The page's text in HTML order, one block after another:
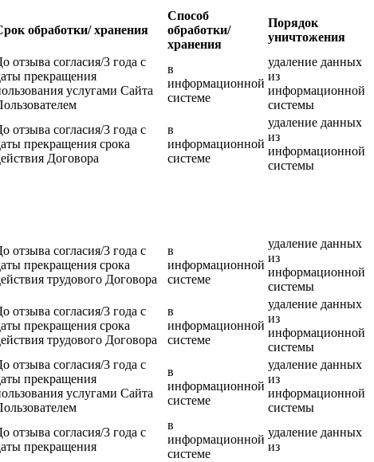
обработки/ хранения
Способ
обработки/
хранения
Порядок
уничтожения
отзыва согласия/3 года с
прекращения
услугами Сайта
в
информационной
системе
удаление данных
из
информационной
системы
отзыва согласия/3 года с
прекращения срока
Договора
в
информационной
системе
удаление данных
из
информационной
системы
отзыва согласия/3 года с
прекращения срока
трудового Договора
в
информационной
системе
удаление данных
из
информационной
системы
отзыва согласия/3 года с
прекращения срока
трудового Договора
в
информационной
системе
удаление данных
из
информационной
системы
отзыва согласия/3 года с
прекращения
услугами Сайта
в
информационной
системе
удаление данных
из
информационной
системы
отзыва согласия/3 года с
прекращения
в
информационной
системе
удаление данных
из